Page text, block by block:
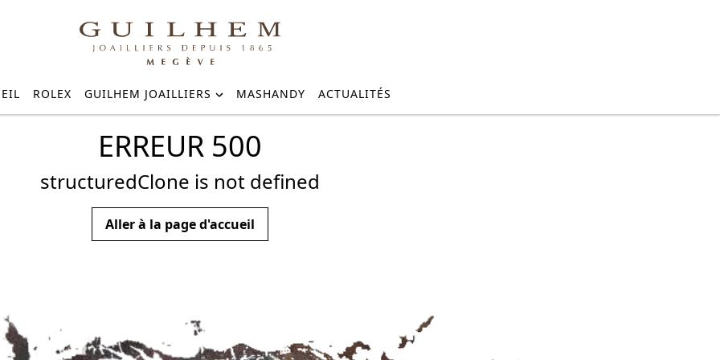
ROLEX GUILHEM JOAILLIERS MASHANDY ACTUALITÉS
ERREUR 500
structuredClone is not defined
Aller à la page d'accueil